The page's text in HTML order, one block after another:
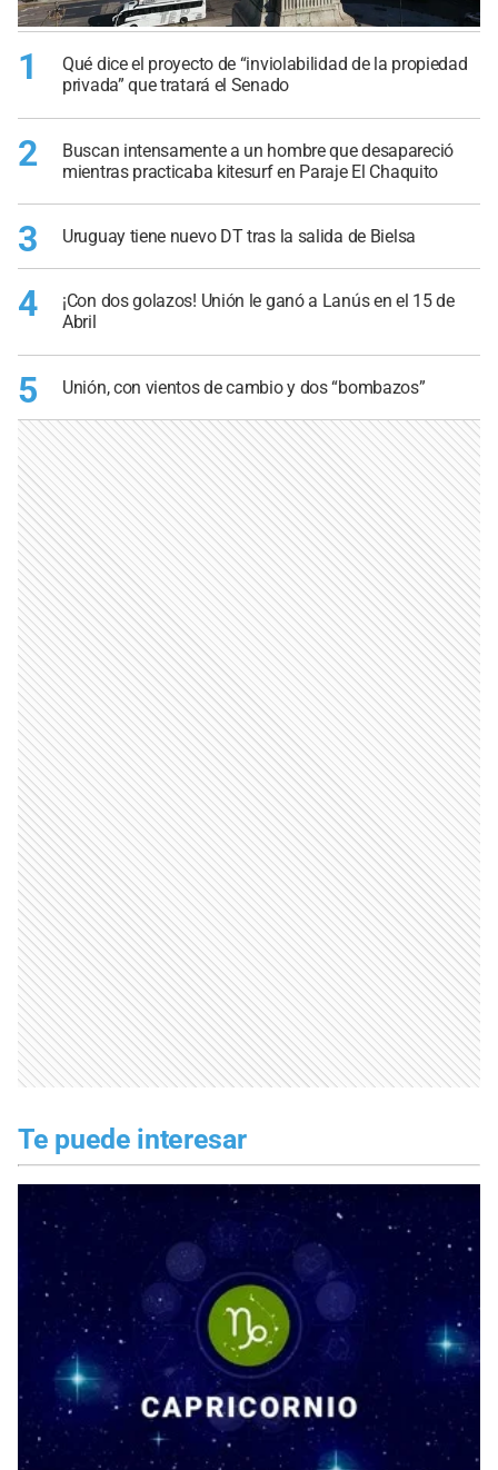
1
Qué dice el proyecto de “inviolabilidad de la propiedad
privada” que tratará el Senado
2
Buscan intensamente a un hombre que desapareció
mientras practicaba kitesurf en Paraje El Chaquito
3 Uruguay tiene nuevo DT tras la salida de Bielsa
4
¡Con dos golazos! Unión le ganó a Lanús en el 15 de
Abril
5 Unión, con vientos de cambio y dos “bombazos”
Te puede interesar